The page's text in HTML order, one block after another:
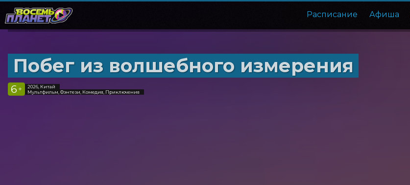
Расписание Афиша
Побег из волшебного измерения
6 +
2026, Китай
Мультфильм, Фэнтези, Комедия, Приключения